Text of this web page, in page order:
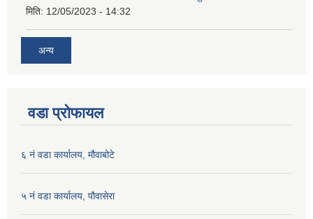
मिति: 12/05/2023 - 14:32
अन्य
वडा प्रोफायल
६ नं वडा कार्यालय, मौवाबोटे
५ नं वडा कार्यालय, पौवासेरा